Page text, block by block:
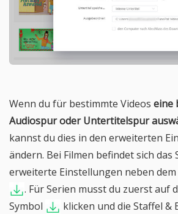
Wenn du für bestimmte Videos eine
Audiospur oder Untertitelspur
kannst du dies in den erweiterten
ändern. Bei Filmen befindet sich das
erweiterte Einstellungen neben
. Für Serien musst du zuerst auf
Symbol
klicken und die Staffel &